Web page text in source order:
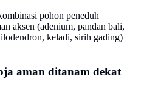
pohon peneduh
aksen (adenium, pandan bali,
keladi, sirih gading)
aman ditanam dekat